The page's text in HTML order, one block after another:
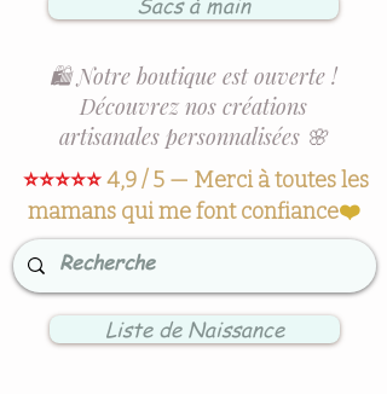
🛍️ Notre boutique est ouverte !
Découvrez nos créations
artisanales personnalisées 🌸
⭐⭐⭐⭐⭐4,9 / 5 — Merci à toutes les
mamans qui me font confiance❤️
Liste de Naissance